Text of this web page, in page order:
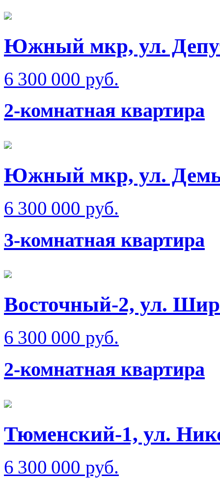
Южный мкр, ул.
6 300 000 руб.
2-комнатная квартира
Южный мкр, ул.
6 300 000 руб.
3-комнатная квартира
Восточный-2, ул.
6 300 000 руб.
2-комнатная квартира
Тюменский-1, ул.
6 300 000 руб.